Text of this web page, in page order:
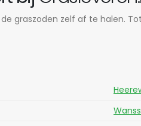
graszoden zelf af te halen.